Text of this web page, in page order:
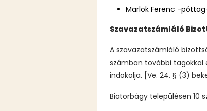
Marlok Ferenc -
Szavazatszámláló
A szavazatszámláló
számban további tagokkal
indokolja. [Ve. 24. § (3)
Biatorbágy településen 10